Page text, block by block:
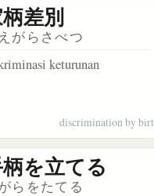
家柄より芋茎
差別
がらさべつ
keturunan
discrimination by
自分の手柄にする
を立てる
らをたてる